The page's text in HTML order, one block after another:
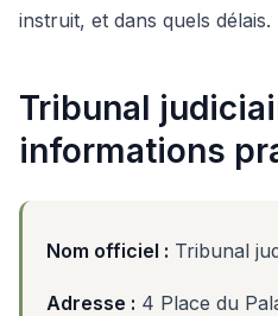
instruit, et dans quels délais.
Tribunal
informations
Nom officiel : Tribunal
Adresse : 4 Place du